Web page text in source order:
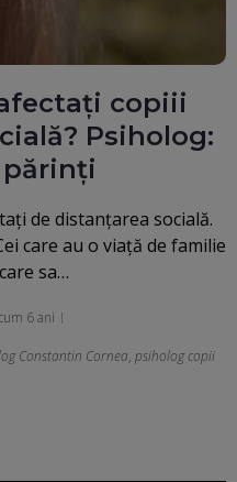
copiii
Psiholog:
de distanțarea socială.
care au o viață de familie
sa…
6 ani
Constantin Cornea, psiholog copii